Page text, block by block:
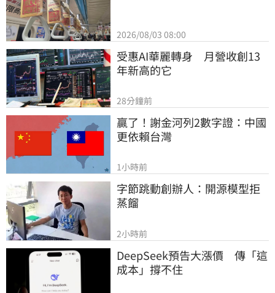
2026/08/03 08:00
受惠AI華麗轉身　月營收創13
年新高的它
28分鐘前
贏了！謝金河列2數字證：中國
更依賴台灣
1小時前
字節跳動創辦人：開源模型拒
蒸餾
2小時前
DeepSeek預告大漲價　傳「這
成本」撐不住